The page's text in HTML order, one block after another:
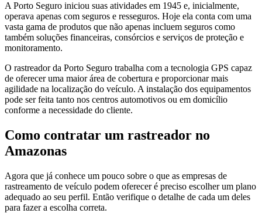
A Porto Seguro iniciou suas atividades em 1945 e, inicialmente,
operava apenas com seguros e resseguros. Hoje ela conta com uma
vasta gama de produtos que não apenas incluem seguros como
também soluções financeiras, consórcios e serviços de proteção e
monitoramento.
O rastreador da Porto Seguro trabalha com a tecnologia GPS capaz
de oferecer uma maior área de cobertura e proporcionar mais
agilidade na localização do veículo. A instalação dos equipamentos
pode ser feita tanto nos centros automotivos ou em domicílio
conforme a necessidade do cliente.
Como contratar um rastreador no
Amazonas
Agora que já conhece um pouco sobre o que as empresas de
rastreamento de veículo podem oferecer é preciso escolher um plano
adequado ao seu perfil. Então verifique o detalhe de cada um deles
para fazer a escolha correta.